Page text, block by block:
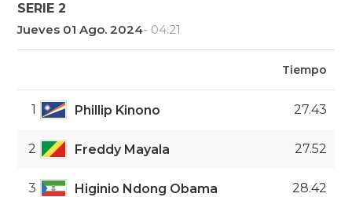
SERIE 2
Jueves 01 Ago. 2024- 04:21
Tiempo
1 Phillip Kinono 27.43
2 Freddy Mayala 27.52
3 Higinio Ndong Obama 28.42